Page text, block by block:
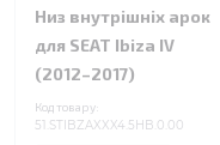
Низ внутрішніх арок
для SEAT Ibiza IV
(2012–2017)
Код товару:
51.STIBZAXXX4.5HB.0.00